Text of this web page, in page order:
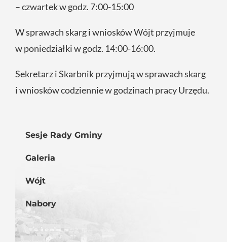
– czwartek w godz. 7:00-15:00
W sprawach skarg i wniosków Wójt przyjmuje
w poniedziałki w godz. 14:00-16:00.
Sekretarz i Skarbnik przyjmują w sprawach skarg
i wniosków codziennie w godzinach pracy Urzędu.
Sesje Rady Gminy
Galeria
Wójt
Nabory